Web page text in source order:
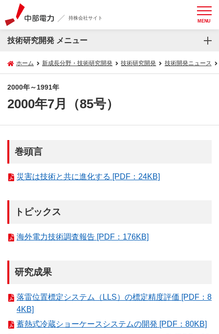
持株会社サイト MENU
技術研究開発 メニュー
ホーム 新成長分野・技術研究開発 技術研究開発 技術開発ニュース
2000年～1991年
2000年7月（85号）
巻頭言
災害は技術と共に進化する [PDF：24KB]
トピックス
海外電力技術調査報告 [PDF：176KB]
研究成果
落雷位置標定システム（LLS）の標定精度評価 [PDF：8
4KB]
蓄熱式冷蔵ショーケースシステムの開発 [PDF：80KB]